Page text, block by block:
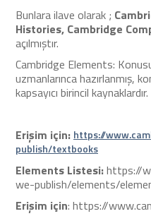
Bunlara ilave olarak ;
Histories, Cambridge
açılmıştır.
Cambridge Elements:
uzmanlarınca hazırlanmış,
kapsayıcı birincil kaynaklardır.
Erişim için: https://
publish/textbooks
Elements Listesi:https://
we-publish/elements/
Erişim için: https://